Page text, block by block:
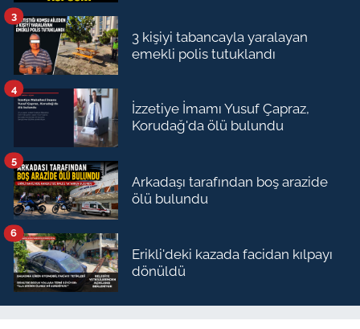
3 kişiyi tabancayla yaralayan
emekli polis tutuklandı
3
İzzetiye İmamı Yusuf Çapraz,
Korudağ'da ölü bulundu
4
Arkadaşı tarafından boş arazide
ölü bulundu
5
Erikli'deki kazada facidan kılpayı
dönüldü
6